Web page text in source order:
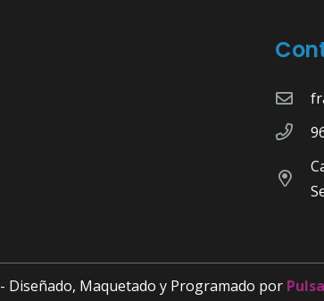
- Diseñado, Maquetado y Programado por